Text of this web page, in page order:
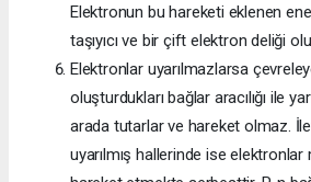
Elektronun bu hareketi eklenen
taşıyıcı ve bir çift elektron deliği
Elektronlar uyarılmazlarsa
oluşturdukları bağlar aracılığı ile
arada tutarlar ve hareket olmaz.
uyarılmış hallerinde ise